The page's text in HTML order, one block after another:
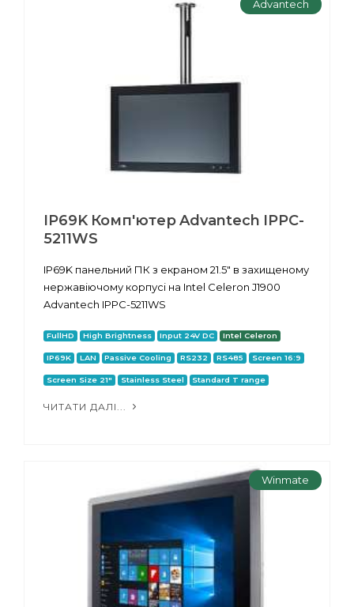
Advantech
IP69K Комп'ютер Advantech IPPC-
5211WS
IP69K панельний ПК з екраном 21.5" в захищеному
нержавіючому корпусі на Intel Celeron J1900
Advantech IPPC-5211WS
FullHD High Brightness Input 24V DC Intel Celeron
IP69K LAN Passive Cooling RS232 RS485 Screen 16:9
Screen Size 21" Stainless Steel Standard T range
ЧИТАТИ ДАЛІ...
Winmate